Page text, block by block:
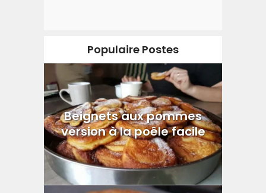
Populaire Postes
Beignets aux pommes
version à la poêle facile